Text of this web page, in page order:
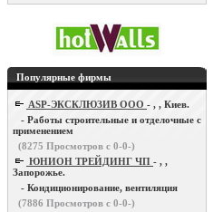
Популярные фирмы
ASP-ЭКСКЛЮЗИВ ООО - , , Киев.
- Работы строительные и отделочные с
применением
(8275 Просмотров с 0-0-)
ЮНИОН ТРЕЙДИНГ ЧП - , ,
Запорожье.
- Кондиционирование, вентиляция
(7886 Просмотров с 0-0-)